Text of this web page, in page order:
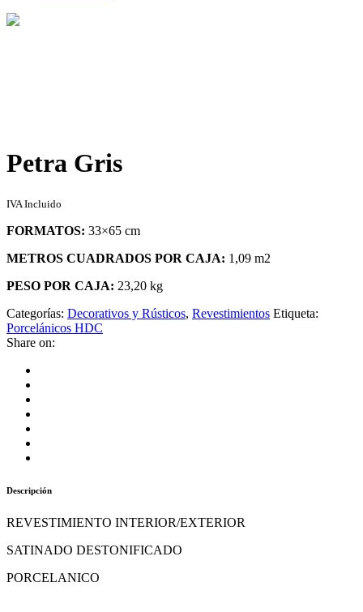
Petra Gris
IVA Incluido
FORMATOS: 33×65 cm
METROS CUADRADOS POR CAJA: 1,09 m2
PESO POR CAJA: 23,20 kg
Categorías: Decorativos y Rústicos, Revestimientos Etiqueta:
Porcelánicos HDC
Share on:
Descripción
REVESTIMIENTO INTERIOR/EXTERIOR
SATINADO DESTONIFICADO
PORCELANICO